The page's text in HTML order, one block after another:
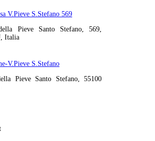
V.Pieve S.Stefano 569
Pieve Santo Stefano, 569,
Italia
V.Pieve S.Stefano
Pieve Santo Stefano, 55100